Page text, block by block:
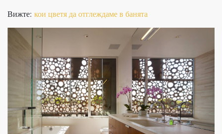
Вижте: кои цветя да отглеждаме в банята